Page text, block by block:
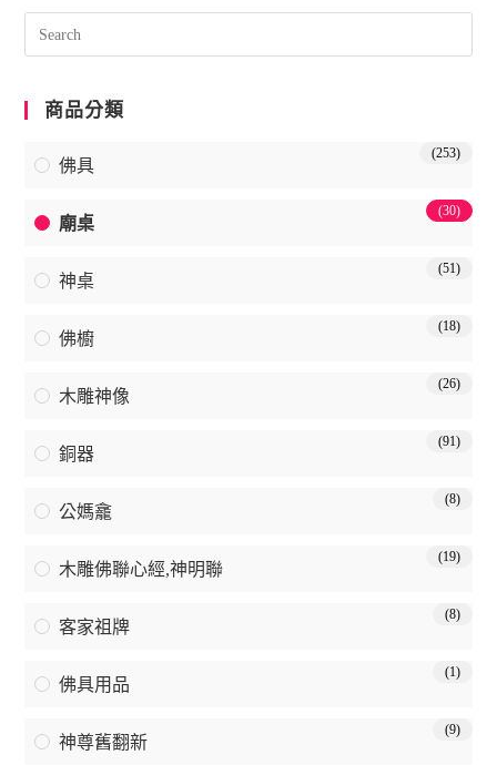
商品分類
佛具
(253)
廟桌
(30)
神桌
(51)
佛櫥
(18)
木雕神像
(26)
銅器
(91)
公媽龕
(8)
木雕佛聯心經,神明聯
(19)
客家祖牌
(8)
佛具用品
(1)
神尊舊翻新
(9)